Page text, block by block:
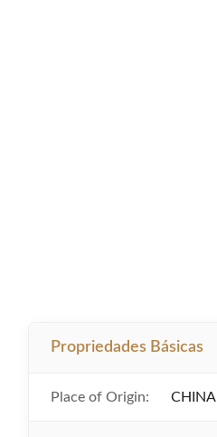
Propriedades Básicas
Place of Origin: CHINA